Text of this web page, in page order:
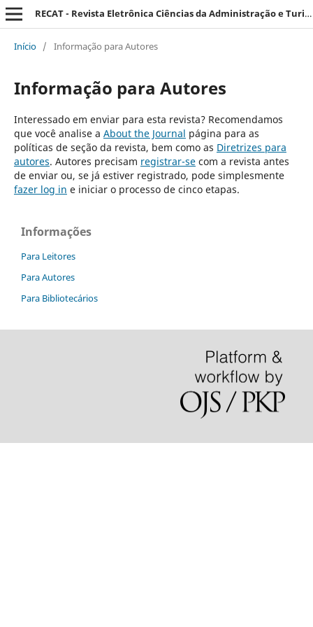
RECAT - Revista Eletrônica Ciências da Administração e Turismo
Início / Informação para Autores
Informação para Autores
Interessado em enviar para esta revista? Recomendamos
que você analise a About the Journal página para as
políticas de seção da revista, bem como as Diretrizes para
autores. Autores precisam registrar-secom a revista antes
de enviar ou, se já estiver registrado, pode simplesmente
fazer log in e iniciar o processo de cinco etapas.
Informações
Para Leitores
Para Autores
Para Bibliotecários